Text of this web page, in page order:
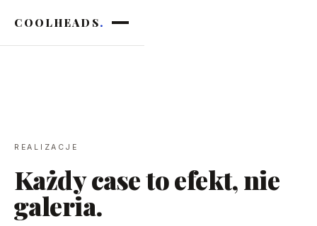
COOLHEADS.
REALIZACJE
Każdy case to efekt, nie
galeria.